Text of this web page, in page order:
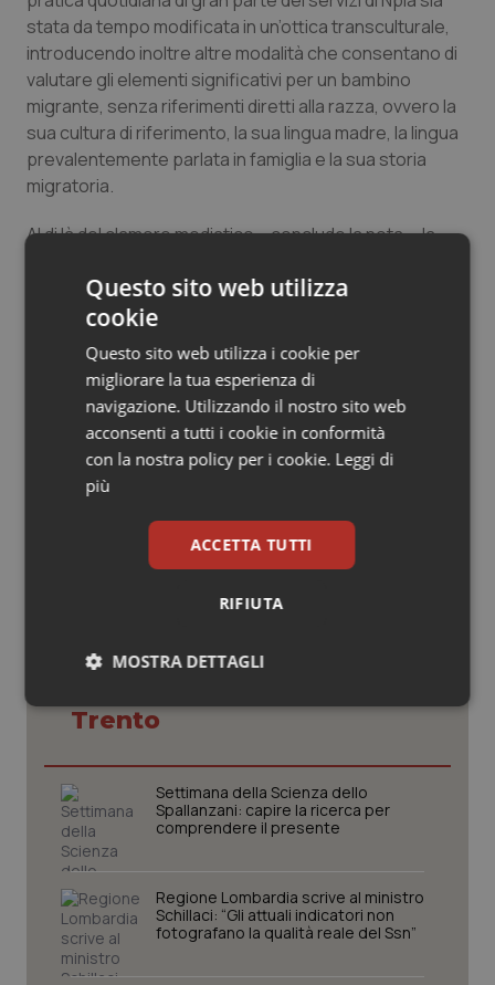
Salute orale & impianti
Sangue & coagulazione
Tiroide
Tumore al seno
Tumori del Polmone & Testa Collo
Tumori gastrointestinali
Ulcera & Reflusso
Vaccini
stata da tempo modificata in un’ottica transculturale,
introducendo inoltre altre modalità che consentano di
valutare gli elementi significativi per un bambino
migrante, senza riferimenti diretti alla razza, ovvero la
sua cultura di riferimento, la sua lingua madre, la lingua
prevalentemente parlata in famiglia e la sua storia
migratoria.
Al di là del clamore mediatico – conclude la nota -, la
utile a tutto il mondo per trovare una corretta
composizione tra le ineludibili necessità scientifiche e
una più evoluta sensibilità sociale su temi eticamente
sensibili".
01 Febbraio 2019
© Riproduzione riservata
Potrebbe interessarti in
Trento
Settimana della Scienza dello
Spallanzani: capire la ricerca per
comprendere il presente
Regione Lombardia scrive al ministro
Schillaci: “Gli attuali indicatori non
fotografano la qualità reale del Ssn”
Questo sito web utilizza
cookie
Questo sito web utilizza i cookie per
migliorare la tua esperienza di
navigazione. Utilizzando il nostro sito web
acconsenti a tutti i cookie in conformità
con la nostra policy per i cookie. Leggi di
più
ACCETTA TUTTI
RIFIUTA
MOSTRA DETTAGLI
Necessari Statistici Marketing
I cookie necessari contribuiscono a rendere fruibile il
sito web abilitandone funzionalità di base quali la
navigazione sulle pagine e l'accesso alle aree
protette del sito. Il sito web non è in grado di
funzionare correttamente senza questi cookie.